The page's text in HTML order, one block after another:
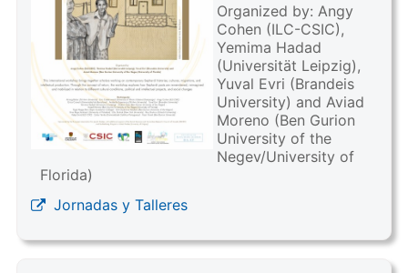
Organized by: Angy
Cohen (ILC-CSIC),
Yemima Hadad
(Universität Leipzig),
Yuval Evri (Brandeis
University) and Aviad
Moreno (Ben Gurion
University of the
Negev/University of
Florida)
Jornadas y Talleres